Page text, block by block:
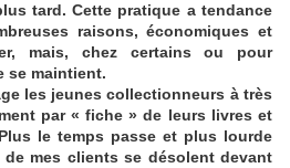
tard. Cette pratique a tendance
raisons, économiques et
mais, chez certains ou pour
se maintient.
les jeunes collectionneurs à très
par « fiche » de leurs livres et
le temps passe et plus lourde
mes clients se désolent devant